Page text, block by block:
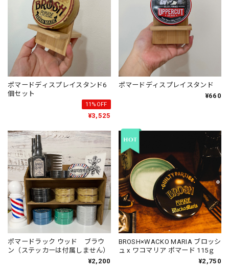
ポマードディスプレイスタンド6
個セット
11%OFF
¥3,525
ポマードディスプレイスタンド
¥660
ポマードラック ウッド ブラウ
ン（ステッカーは付属しません）
¥2,200
BROSH×WACKO MARIA ブロッシ
ュ x ワコマリア ポマード 115ｇ
¥2,750